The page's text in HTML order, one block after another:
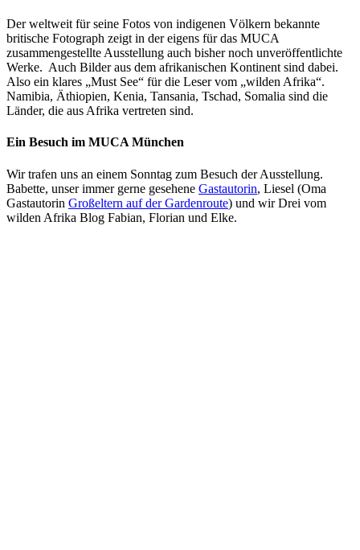
Der weltweit für seine Fotos von indigenen Völkern bekannte
britische Fotograph zeigt in der eigens für das MUCA
zusammengestellte Ausstellung auch bisher noch unveröffentlichte
Werke. Auch Bilder aus dem afrikanischen Kontinent sind dabei.
Also ein klares „Must See“ für die Leser vom „wilden Afrika“.
Namibia, Äthiopien, Kenia, Tansania, Tschad, Somalia sind die
Länder, die aus Afrika vertreten sind.
Ein Besuch im MUCA München
Wir trafen uns an einem Sonntag zum Besuch der Ausstellung.
Babette, unser immer gerne gesehene Gastautorin, Liesel (Oma
Gastautorin Großeltern auf der Gardenroute) und wir Drei vom
wilden Afrika Blog Fabian, Florian und Elke.